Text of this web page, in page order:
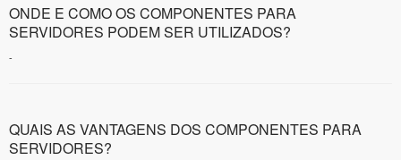
ONDE E COMO OS COMPONENTES PARA
SERVIDORES PODEM SER UTILIZADOS?
-
QUAIS AS VANTAGENS DOS COMPONENTES PARA
SERVIDORES?